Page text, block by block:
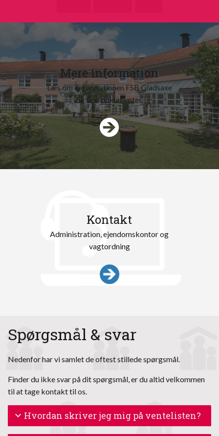
Mere information
Læs om organisationen FSB Gladsaxe
og find dokumenter.
Kontakt
Administration, ejendomskontor og
vagtordning
Spørgsmål & svar
Nedenfor har vi samlet de oftest stillede spørgsmål.
Finder du ikke svar på dit spørgsmål, er du altid velkommen
til at tage kontakt til os.
Hvordan skriver jeg mig på ventelisten?